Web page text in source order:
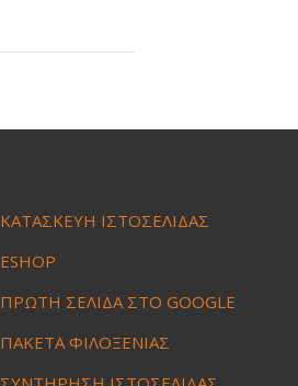
ΚΑΤΑΣΚΕΥΗ ΙΣΤΟΣΕΛΙΔΑΣ
ESHOP
ΠΡΩΤΗ ΣΕΛΙΔΑ ΣΤΟ GOOGLE
ΠΑΚΕΤΑ ΦΙΛΟΞΕΝΙΑΣ